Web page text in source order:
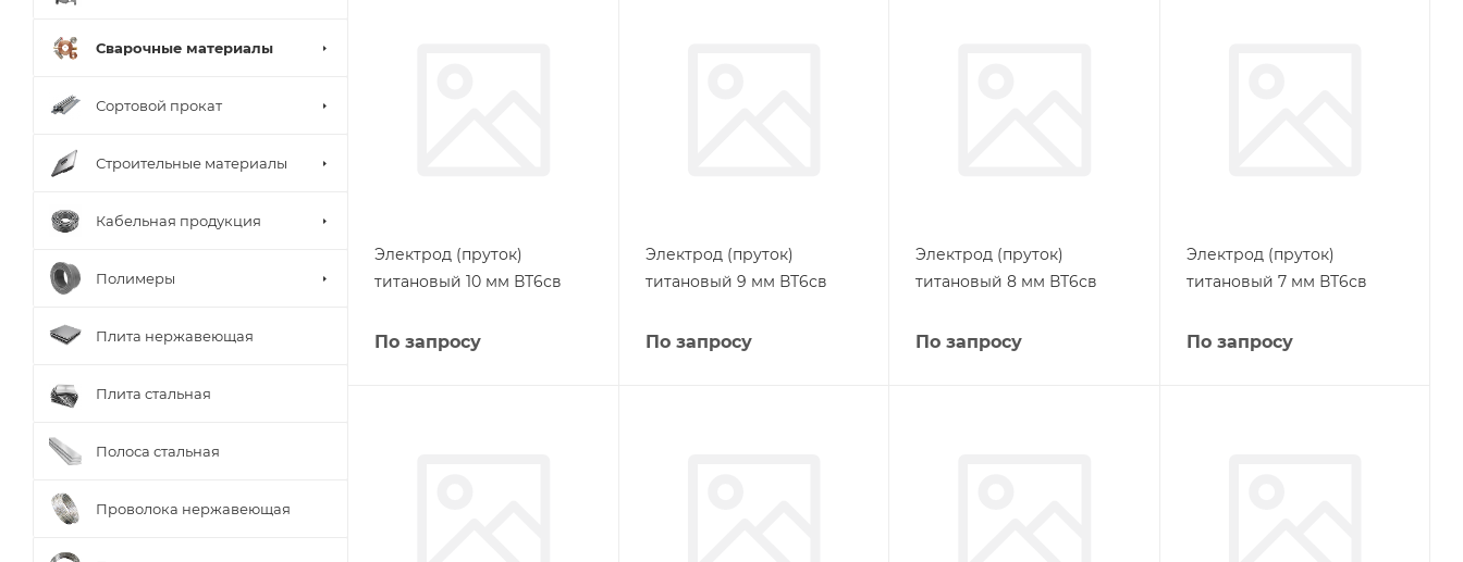
Электрод (пруток)
титановый 10 мм ВТ6св
По запросу
Электрод (пруток)
титановый 9 мм ВТ6св
По запросу
Электрод (пруток)
титановый 8 мм ВТ6св
По запросу
Электрод (пруток)
титановый 7 мм ВТ6св
По запросу
Сварочные материалы
Сортовой прокат
Строительные материалы
Кабельная продукция
Полимеры
Плита нержавеющая
Плита стальная
Полоса стальная
Проволока нержавеющая